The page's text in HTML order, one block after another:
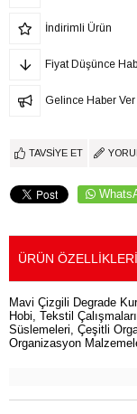
İndirimli Ürün
Fiyat Düşünce
Gelince Haber Ver
TAVSIYE ET
ÜRÜN ÖZELLIKLERI
Mavi Çizgili Degrade
Hobi, Tekstil
Süslemeleri, Çeşitli
Organizasyon